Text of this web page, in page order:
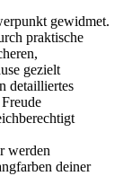
gewidmet.
praktische
gezielt
detailliertes
werden
deiner